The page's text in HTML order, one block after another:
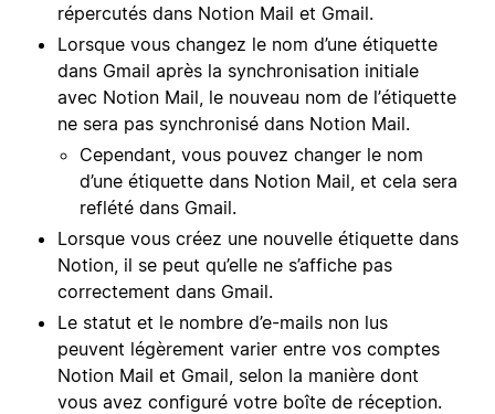
répercutés dans Notion Mail et Gmail.
Lorsque vous changez le nom d’une étiquette
dans Gmail après la synchronisation initiale
avec Notion Mail, le nouveau nom de l’étiquette
ne sera pas synchronisé dans Notion Mail.
Cependant, vous pouvez changer le nom
d’une étiquette dans Notion Mail, et cela sera
reflété dans Gmail.
Lorsque vous créez une nouvelle étiquette dans
Notion, il se peut qu’elle ne s’affiche pas
correctement dans Gmail.
Le statut et le nombre d’e-mails non lus
peuvent légèrement varier entre vos comptes
Notion Mail et Gmail, selon la manière dont
vous avez configuré votre boîte de réception.